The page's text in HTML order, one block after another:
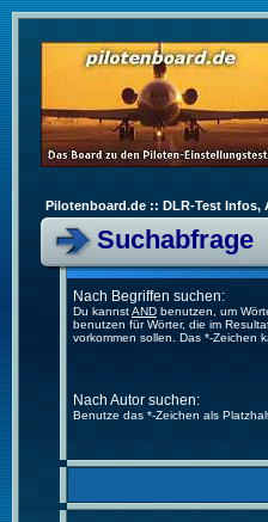
Pilotenboard.de :: DLR-Test
Suchabfrage
Nach Begriffen suchen:
Du kannstAND benutzen, um
benutzen für Wörter, die im
vorkommen sollen. Das *-Zeichen
Nach Autor suchen:
Benutze das *-Zeichen als